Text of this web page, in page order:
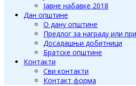
Јавне набавке 2018
Дан општине
О дану општине
Предлог за награду или
Досадашњи добитници
Братске општине
Контакти
Сви контакти
Контакт форма